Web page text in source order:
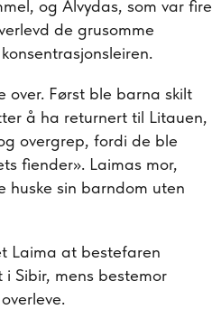
og Alvydas, som var fire
de grusomme
over. Først ble barna skilt
å ha returnert til Litauen,
overgrep, fordi de ble
fiender». Laimas mor,
huske sin barndom uten
Laima at bestefaren
Sibir, mens bestemor